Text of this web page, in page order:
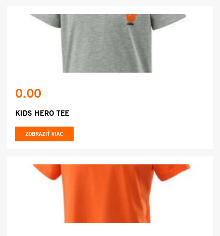
0.00
KIDS HERO TEE
ZOBRAZIŤ VIAC